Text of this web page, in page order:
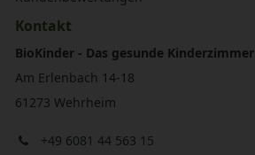
Kontakt
BioKinder - Das gesunde Kinderzimmer
Am Erlenbach 14-18
61273 Wehrheim
+49 6081 44 563 15